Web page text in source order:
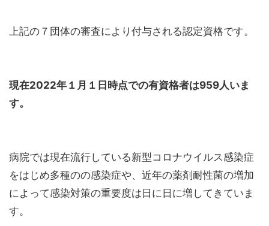
上記の７団体の審査により付与される認定資格です。
現在2022年１月１日時点での有資格者は959人いま
す。
病院では現在流行している新型コロナウイルス感染症
をはじめ多種のの感染症や、近年の薬剤耐性菌の増加
によって感染対策の重要度は日に日に増してきていま
す。